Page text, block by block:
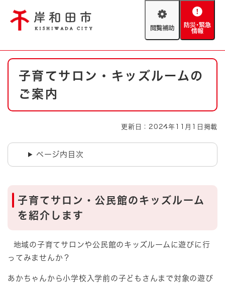
閲
助
防
緊
情
やさしい日本語
防災・緊急情報 救急・消防
ハザードマップ
本
子育てサロン・キッズルームの
ご案内
更新日：2024年11月1日掲載
ページ内目次
子育てサロン・公民館のキッズルーム
を紹介します
地域の子育てサロンや公民館のキッズルームに遊びに行
ってみませんか？
あかちゃんから小学校入学前の子どもさんまで対象の遊び